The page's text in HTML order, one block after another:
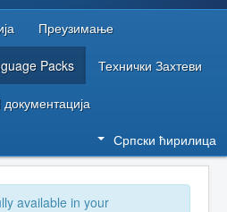
Преузимање
Packs Технички Захтеви
документација
Српски ћирилица
available in your